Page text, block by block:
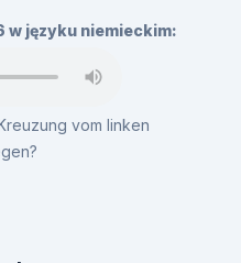
w języku niemieckim:
vom linken